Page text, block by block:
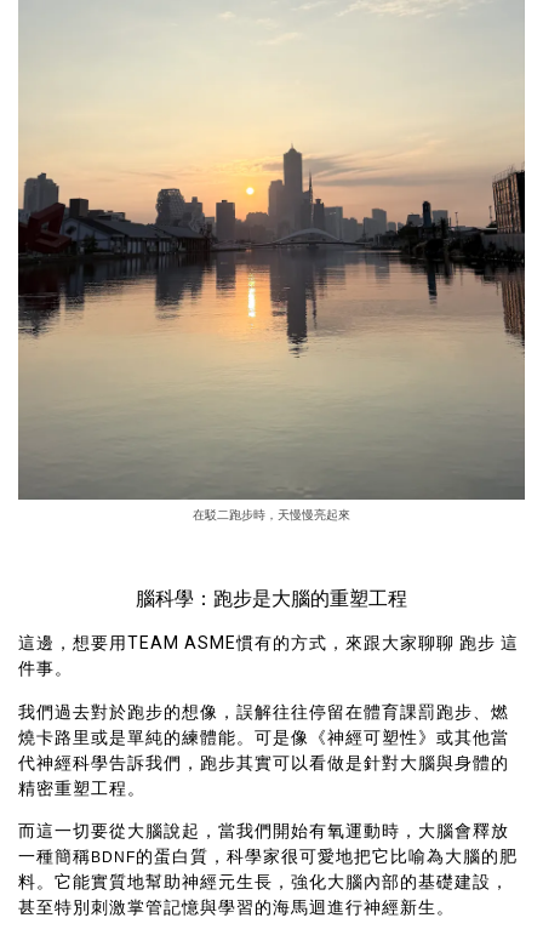
在駁二跑步時，天慢慢亮起來
腦科學：跑步是大腦的重塑工程
這邊，想要用TEAM ASME慣有的方式，來跟大家聊聊 跑步 這
件事。
我們過去對於跑步的想像，誤解往往停留在體育課罰跑步、燃
燒卡路里或是單純的練體能。可是像《神經可塑性》或其他當
代神經科學告訴我們，跑步其實可以看做是針對大腦與身體的
精密重塑工程。
而這一切要從大腦說起，當我們開始有氧運動時，大腦會釋放
一種簡稱BDNF的蛋白質，科學家很可愛地把它比喻為大腦的肥
料。它能實質地幫助神經元生長，強化大腦內部的基礎建設，
甚至特別刺激掌管記憶與學習的海馬迴進行神經新生。